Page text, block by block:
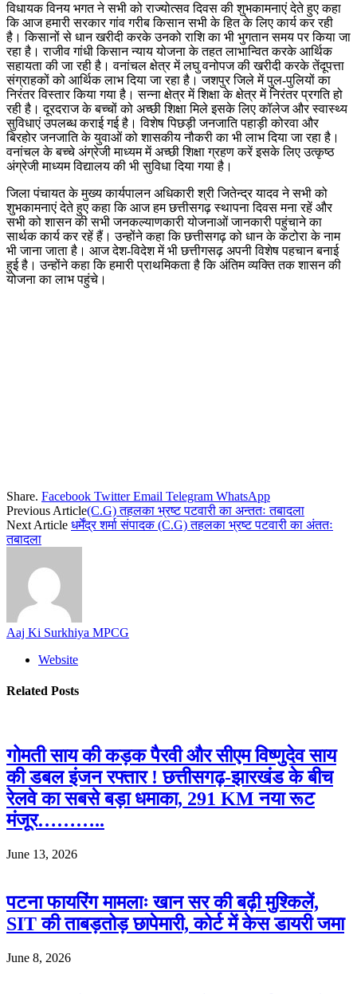
विधायक विनय भगत ने सभी को राज्योत्सव दिवस की शुभकामनाएं देते हुए कहा
कि आज हमारी सरकार गांव गरीब किसान सभी के हित के लिए कार्य कर रही
है। किसानों से धान खरीदी करके उनको राशि का भी भुगतान समय पर किया जा
रहा है। राजीव गांधी किसान न्याय योजना के तहत लाभान्वित करके आर्थिक
सहायता की जा रही है। वनांचल क्षेत्र में लघु वनोपज की खरीदी करके तेंदूपत्ता
संग्राहकों को आर्थिक लाभ दिया जा रहा है। जशपुर जिले में पुल-पुलियों का
निरंतर विस्तार किया गया है। सन्ना क्षेत्र में शिक्षा के क्षेत्र में निरंतर प्रगति हो
रही है। दूरदराज के बच्चों को अच्छी शिक्षा मिले इसके लिए कॉलेज और स्वास्थ्य
सुविधाएं उपलब्ध कराई गई है। विशेष पिछड़ी जनजाति पहाड़ी कोरवा और
बिरहोर जनजाति के युवाओं को शासकीय नौकरी का भी लाभ दिया जा रहा है।
वनांचल के बच्चे अंग्रेजी माध्यम में अच्छी शिक्षा ग्रहण करें इसके लिए उत्कृष्ठ
अंग्रेजी माध्यम विद्यालय की भी सुविधा दिया गया है।
जिला पंचायत के मुख्य कार्यपालन अधिकारी श्री जितेन्द्र यादव ने सभी को
शुभकामनाएं देते हुए कहा कि आज हम छत्तीसगढ़ स्थापना दिवस मना रहें और
सभी को शासन की सभी जनकल्याणकारी योजनाओं जानकारी पहुंचाने का
सार्थक कार्य कर रहें हैं। उन्होंने कहा कि छत्तीसगढ़ को धान के कटोरा के नाम
भी जाना जाता है। आज देश-विदेश में भी छत्तीगसढ़ अपनी विशेष पहचान बनाई
हुई है। उन्होंने कहा कि हमारी प्राथमिकता है कि अंतिम व्यक्ति तक शासन की
योजना का लाभ पहुंचे।
Share. Facebook Twitter Email Telegram WhatsApp
Previous Article(C.G) तहलका भ्रष्ट पटवारी का अन्ततः तबादला
Next Article धर्मेंद्र शर्मा संपादक (C.G) तहलका भ्रष्ट पटवारी का अंततः
तबादला
Aaj Ki Surkhiya MPCG
Website
Related Posts
गोमती साय की कड़क पैरवी और सीएम विष्णुदेव साय
की डबल इंजन रफ्तार ! छत्तीसगढ़-झारखंड के बीच
रेलवे का सबसे बड़ा धमाका, 291 KM नया रूट
मंजूर………..
June 13, 2026
पटना फायरिंग मामलाः खान सर की बढ़ी मुश्किलें,
SIT की ताबड़तोड़ छापेमारी, कोर्ट में केस डायरी जमा
June 8, 2026